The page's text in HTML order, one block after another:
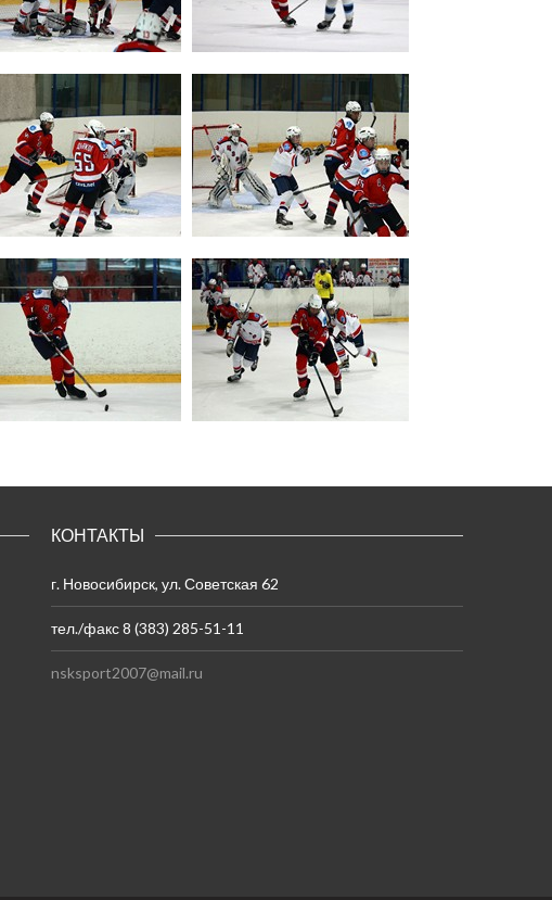
КОНТАКТЫ
г. Новосибирск, ул. Советская 62
тел./факс 8 (383) 285-51-11
nsksport2007@mail.ru